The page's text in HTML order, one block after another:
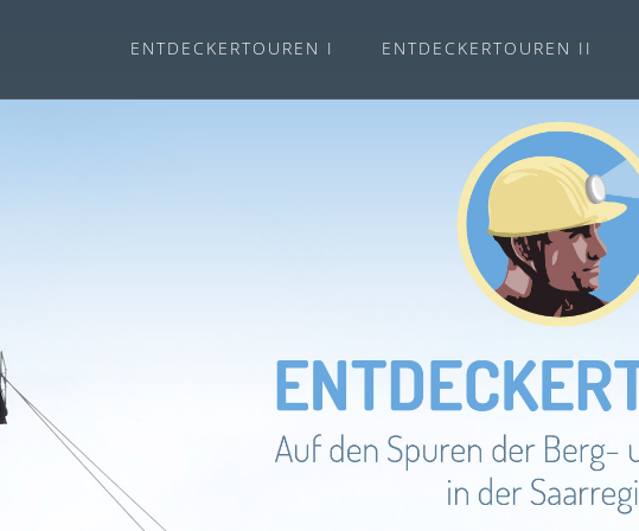
ENTDECKERTOUREN I ENTDECKERTOUREN II